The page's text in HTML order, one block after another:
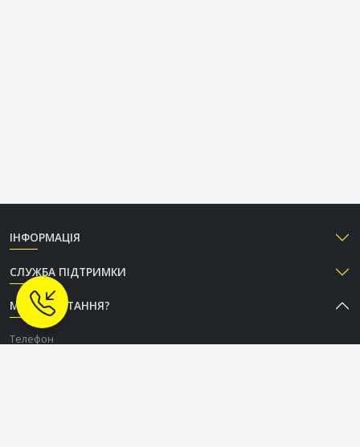
ІНФОРМАЦІЯ
СЛУЖБА ПІДТРИМКИ
МАЄТЕ ПИТАННЯ?
Телефон